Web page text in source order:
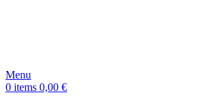
Menu
0 items 0,00 €